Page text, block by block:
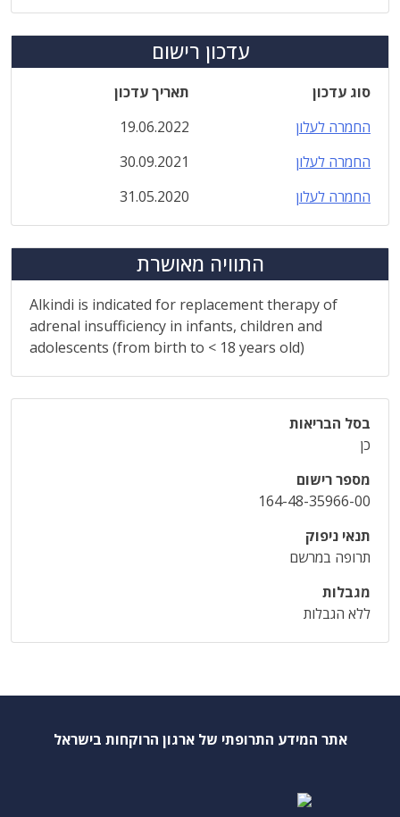
עדכון רישום
סוג עדכון
תאריך עדכון
החמרה לעלון
19.06.2022
החמרה לעלון
30.09.2021
החמרה לעלון
31.05.2020
התוויה מאושרת
Alkindi is indicated for replacement therapy of
adrenal insufficiency in infants, children and
adolescents (from birth to < 18 years old)
בסל הבריאות
כן
מספר רישום
164-48-35966-00
תנאי ניפוק
תרופה במרשם
מגבלות
ללא הגבלות
אתר המידע התרופתי של ארגון הרוקחות בישראל